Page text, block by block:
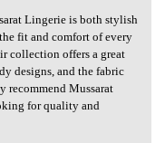
Lingerie is both stylish
fit and comfort of every
collection offers a great
designs, and the fabric
recommend Mussarat
for quality and